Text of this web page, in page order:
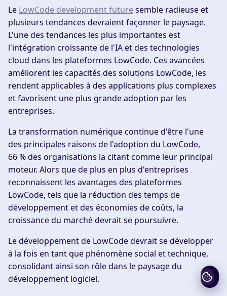
Le LowCode development futuresemble radieuse et
plusieurs tendances devraient façonner le paysage.
L'une des tendances les plus importantes est
l'intégration croissante de l'IA et des technologies
cloud dans les plateformes LowCode. Ces avancées
améliorent les capacités des solutions LowCode, les
rendent applicables à des applications plus complexes
et favorisent une plus grande adoption par les
entreprises.
La transformation numérique continue d'être l'une
des principales raisons de l'adoption du LowCode,
66 % des organisations la citant comme leur principal
moteur. Alors que de plus en plus d'entreprises
reconnaissent les avantages des plateformes
LowCode, tels que la réduction des temps de
développement et des économies de coûts, la
croissance du marché devrait se poursuivre.
Le développement de LowCode devrait se développer
à la fois en tant que phénomène social et technique,
consolidant ainsi son rôle dans le paysage du
développement logiciel.